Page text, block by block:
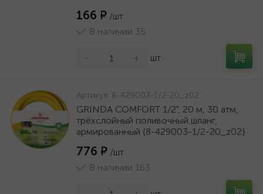
166 ₽ /шт
В наличии 35
- + шт
Артикул: 8-429003-1/2-20_z02
GRINDA COMFORT 1/2", 20 м, 30 атм,
трёхслойный поливочный шланг,
армированный {8-429003-1/2-20_z02}
776 ₽ /шт
В наличии 163